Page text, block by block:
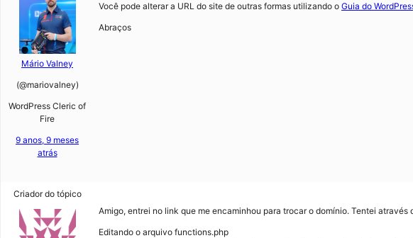
Mário Valney
(@mariovalney)
WordPress Cleric of
Fire
9 anos, 9 meses
atrás
Você pode alterar a URL do site de outras formas utilizando o Guia do
Abraços
Criador do tópico
Amigo, entrei no link que me encaminhou para trocar o domínio. Tentei
Editando o arquivo functions.php